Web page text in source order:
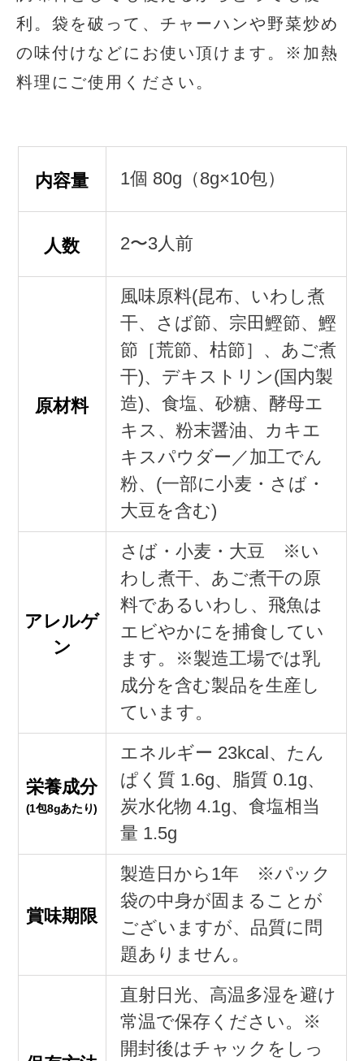
利。袋を破って、チャーハンや野菜炒め
の味付けなどにお使い頂けます。※加熱
料理にご使用ください。
内容量 1個 80g（8g×10包）
人数 2〜3人前
原材料
風味原料(昆布、いわし煮
干、さば節、宗田鰹節、鰹
節［荒節、枯節］、あご煮
干)、デキストリン(国内製
造)、食塩、砂糖、酵母エ
キス、粉末醤油、カキエ
キスパウダー／加工でん
粉、(一部に小麦・さば・
大豆を含む)
アレルゲ
ン
さば・小麦・大豆 ※い
わし煮干、あご煮干の原
料であるいわし、飛魚は
エビやかにを捕食してい
ます。※製造工場では乳
成分を含む製品を生産し
ています。
栄養成分
(1包8gあたり)
エネルギー 23kcal、たん
ぱく質 1.6g、脂質 0.1g、
炭水化物 4.1g、食塩相当
量 1.5g
賞味期限
製造日から1年 ※パック
袋の中身が固まることが
ございますが、品質に問
題ありません。
直射日光、高温多湿を避け
常温で保存ください。※
開封後はチャックをしっ